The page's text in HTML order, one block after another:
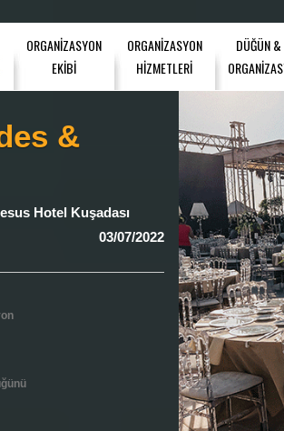
ORGANİZASYON
EKİBİ
ORGANİZASYON
HİZMETLERİ
DÜĞÜN
&
Hotel Kuşadası
03/07/2022